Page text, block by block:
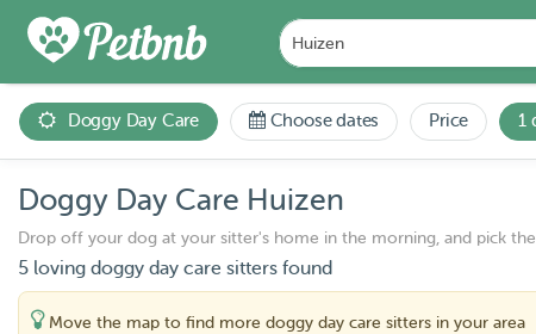
Doggy Day Care Choose dates Price 1
Doggy Day Care Huizen
Drop off your dog at your sitter's home in the morning, and pick
5 loving doggy day care sitters found
Move the map to find more doggy day care sitters in your area